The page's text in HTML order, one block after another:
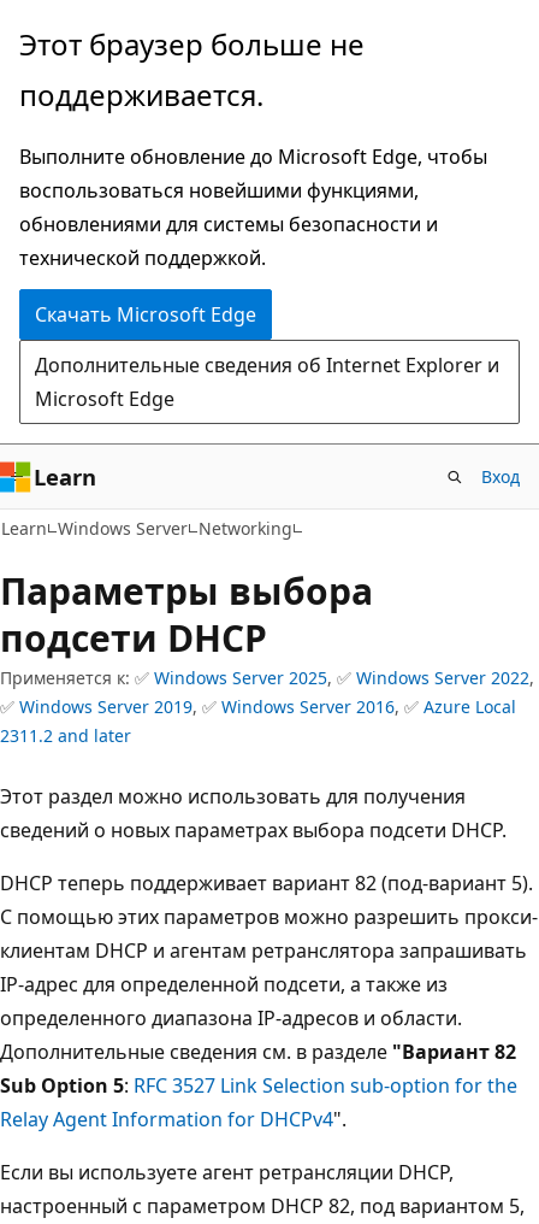
Пропустить
перейти
основному
содержимому
Этот браузер больше не
поддерживается.
Выполните обновление до Microsoft Edge, чтобы
воспользоваться новейшими функциями,
обновлениями для системы безопасности и
технической поддержкой.
Скачать Microsoft Edge
Дополнительные сведения об Internet Explorer и
Microsoft Edge
Learn Вход
Learn Windows Server Networking
Параметры выбора
подсети DHCP
Применяется к: ✅ Windows Server 2025, ✅ Windows Server 2022,
✅ Windows Server 2019, ✅ Windows Server 2016, ✅ Azure Local
2311.2 and later
Этот раздел можно использовать для получения
сведений о новых параметрах выбора подсети DHCP.
DHCP теперь поддерживает вариант 82 (под-вариант 5).
С помощью этих параметров можно разрешить прокси-
клиентам DHCP и агентам ретранслятора запрашивать
IP-адрес для определенной подсети, а также из
определенного диапазона IP-адресов и области.
Дополнительные сведения см. в разделе "Вариант 82
Sub Option 5: RFC 3527 Link Selection sub-option for the
Relay Agent Information for DHCPv4".
Если вы используете агент ретрансляции DHCP,
настроенный с параметром DHCP 82, под вариантом 5,